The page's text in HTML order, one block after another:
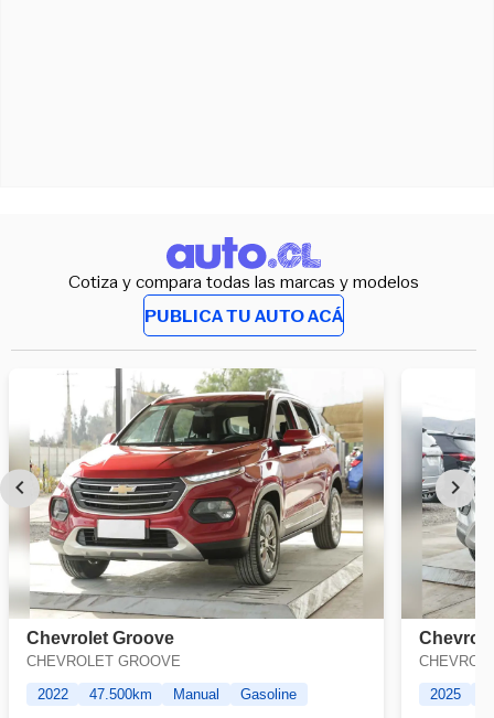
Cotiza y compara todas las marcas y modelos
PUBLICA TU AUTO ACÁ